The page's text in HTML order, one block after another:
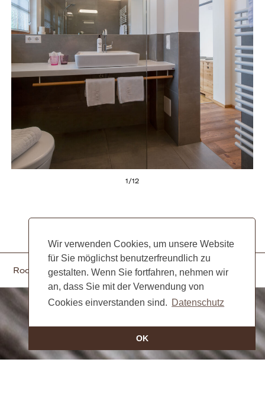
Wir verwenden Cookies, um unsere Website
für Sie möglichst benutzerfreundlich zu
gestalten. Wenn Sie fortfahren, nehmen wir
an, dass Sie mit der Verwendung von
Cookies einverstanden sind. Datenschutz
OK
1/12
Room 14 Room 16